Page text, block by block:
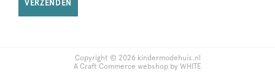
VERZENDEN
Copyright © 2026 kindermodehuis.nl
A Craft Commerce webshop by WHITE